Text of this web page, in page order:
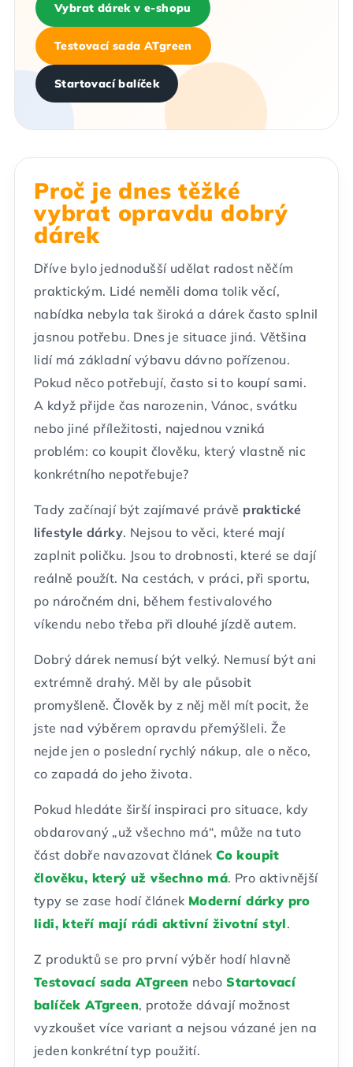
Vybrat dárek v e-shopu
Testovací sada ATgreen
Startovací balíček
Proč je dnes těžké
vybrat opravdu dobrý
dárek
Dříve bylo jednodušší udělat radost něčím
praktickým. Lidé neměli doma tolik věcí,
nabídka nebyla tak široká a dárek často splnil
jasnou potřebu. Dnes je situace jiná. Většina
lidí má základní výbavu dávno pořízenou.
Pokud něco potřebují, často si to koupí sami.
A když přijde čas narozenin, Vánoc, svátku
nebo jiné příležitosti, najednou vzniká
problém: co koupit člověku, který vlastně nic
konkrétního nepotřebuje?
Tady začínají být zajímavé právě praktické
lifestyle dárky. Nejsou to věci, které mají
zaplnit poličku. Jsou to drobnosti, které se dají
reálně použít. Na cestách, v práci, při sportu,
po náročném dni, během festivalového
víkendu nebo třeba při dlouhé jízdě autem.
Dobrý dárek nemusí být velký. Nemusí být ani
extrémně drahý. Měl by ale působit
promyšleně. Člověk by z něj měl mít pocit, že
jste nad výběrem opravdu přemýšleli. Že
nejde jen o poslední rychlý nákup, ale o něco,
co zapadá do jeho života.
Pokud hledáte širší inspiraci pro situace, kdy
obdarovaný „už všechno má“, může na tuto
část dobře navazovat článekCo koupit
člověku, který už všechno má. Pro aktivnější
typy se zase hodí článek Moderní dárky pro
lidi, kteří mají rádi aktivní životní styl.
Z produktů se pro první výběr hodí hlavně
Testovací sada ATgreen neboStartovací
balíček ATgreen, protože dávají možnost
vyzkoušet více variant a nejsou vázané jen na
jeden konkrétní typ použití.